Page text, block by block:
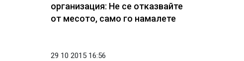
организация: Не се отказвайте
от месото, само го намалете
29 10 2015 16:56